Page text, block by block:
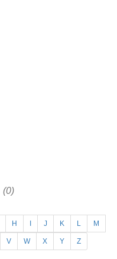
(0)
H J K L M
V W X Y Z